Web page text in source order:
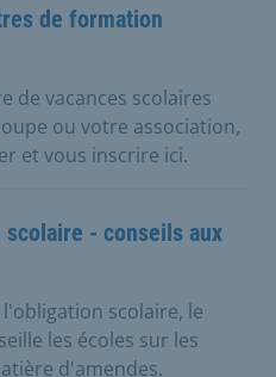
de formation
de vacances scolaires
ou votre association,
et vous inscrire ici.
- conseils aux
scolaire, le
les écoles sur les
d'amendes.